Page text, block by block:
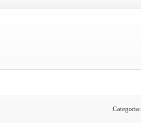
Categoria: